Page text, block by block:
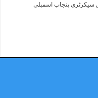
سیکرٹری پنجاب اسمبلی